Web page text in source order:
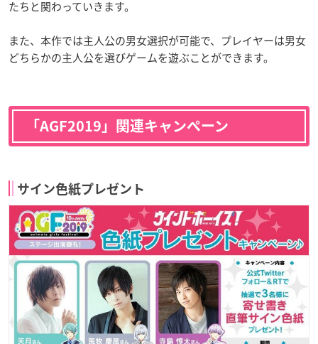
たちと関わっていきます。
また、本作では主人公の男女選択が可能で、プレイヤーは男女
どちらかの主人公を選びゲームを遊ぶことができます。
「AGF2019」関連キャンペーン
サイン色紙プレゼント